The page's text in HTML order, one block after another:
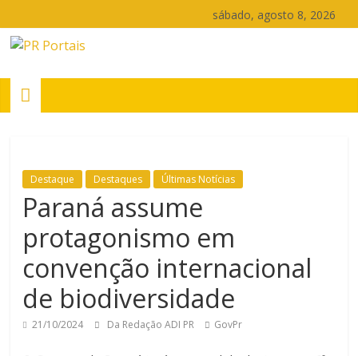
para
sábado, agosto 8, 2026
PR
Portais
de
notícias
Paraná
Destaque Destaques Últimas Notícias
Paraná assume
protagonismo em
convenção internacional
de biodiversidade
21/10/2024 Da Redação ADI PR GovPr